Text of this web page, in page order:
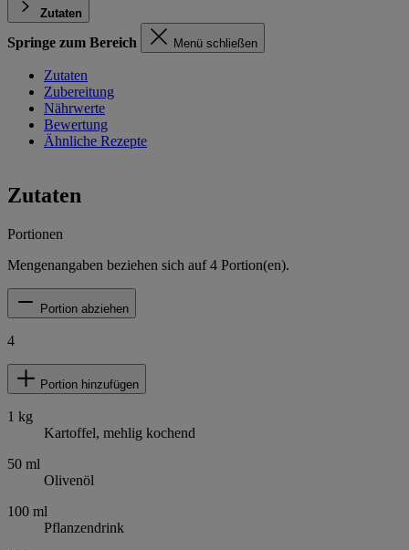
Zutaten
Springe zum Bereich Menü schließen
Zutaten
Zubereitung
Nährwerte
Bewertung
Ähnliche Rezepte
Zutaten
Portionen
Mengenangaben beziehen sich auf4 Portion(en).
Portion abziehen
4
Portion hinzufügen
1 kg
Kartoffel, mehlig kochend
50 ml
Olivenöl
100 ml
Pflanzendrink